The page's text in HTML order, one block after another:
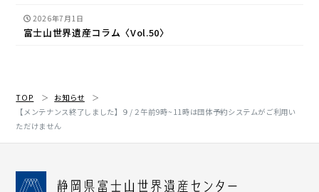
2026年7月1日
富士山世界遺産コラム〈Vol.50〉
TOP
お知らせ
【メンテナンス終了しました】９/２午前9時~11時は団体予約システムがご利用い
ただけません